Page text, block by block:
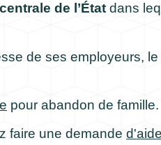
de l’État dans
de ses employeurs,
pour abandon de famille.
faire une demande